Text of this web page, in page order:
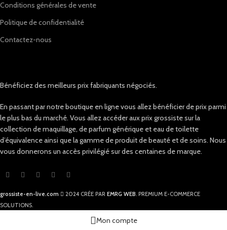
Conditions générales de vente
Politique de confidentialité
Contactez-nous
Bénéficiez des meilleurs prix fabriquants négociés.
En passant par notre boutique en ligne vous allez bénéficier de prix parmi
le plus bas du marché. Vous allez accéder aux prix grossiste sur la
collection de maquillage, de parfum générique et eau de toilette
d’équivalence ainsi que la gamme de produit de beauté et de soins. Nous
vous donnerons un accès privilégié sur des centaines de marque.
grossiste-en-live.com 2024 CRÉE PAR EMRG WEB. PREMIUM E-COMMERCE
SOLUTIONS.
Mon compte